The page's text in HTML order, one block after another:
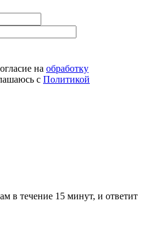
на обработку
с Политикой
в течение 15 минут, и ответит